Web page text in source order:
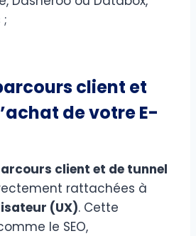
client et
de votre E-
client et de tunnel
rattachées à
(UX). Cette
le SEO,